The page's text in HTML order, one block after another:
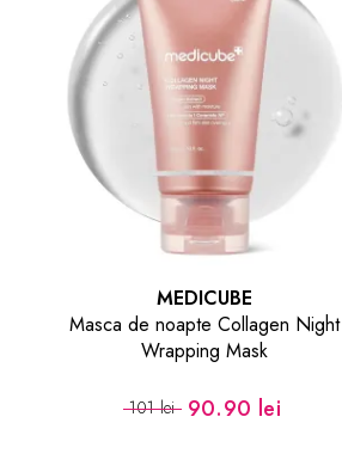
MEDICUBE
Masca de noapte Collagen Night
Wrapping Mask
101 lei 90.90 lei